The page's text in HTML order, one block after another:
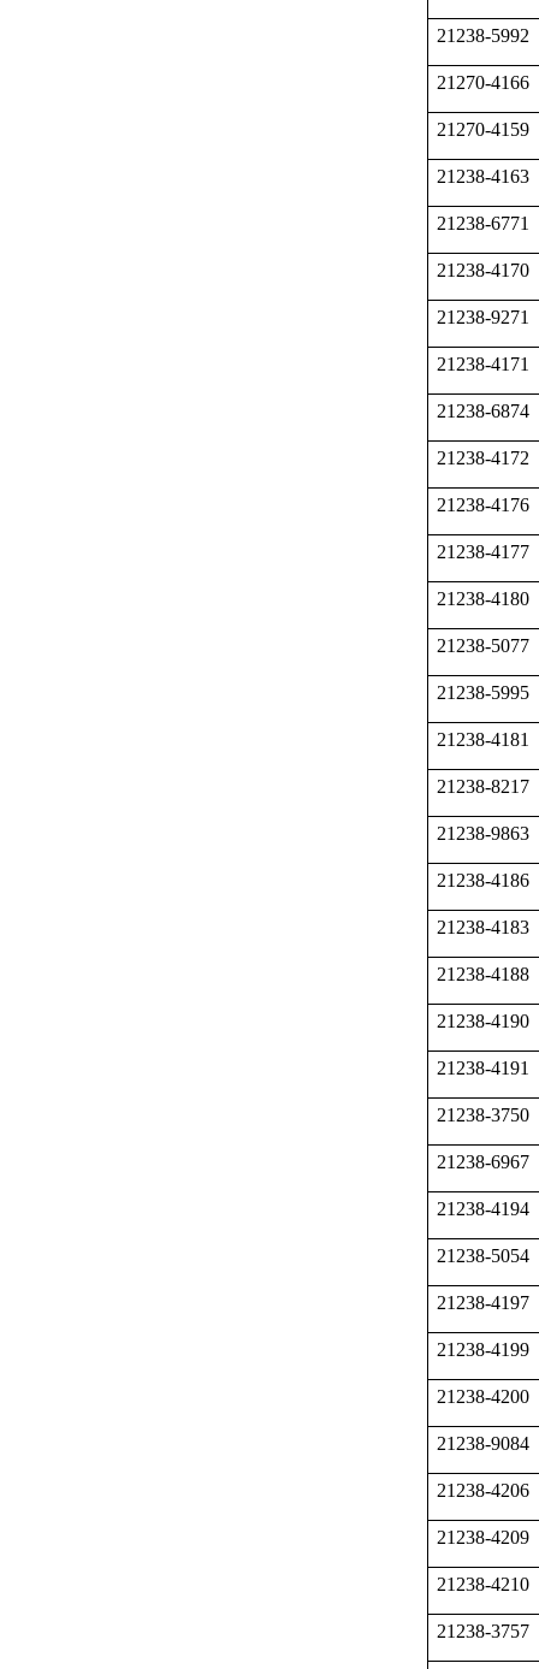
21238-5992
21270-4166
21270-4159
21238-4163
21238-6771
21238-4170
21238-9271
21238-4171
21238-6874
21238-4172
21238-4176
21238-4177
21238-4180
21238-5077
21238-5995
21238-4181
21238-8217
21238-9863
21238-4186
21238-4183
21238-4188
21238-4190
21238-4191
21238-3750
21238-6967
21238-4194
21238-5054
21238-4197
21238-4199
21238-4200
21238-9084
21238-4206
21238-4209
21238-4210
21238-3757